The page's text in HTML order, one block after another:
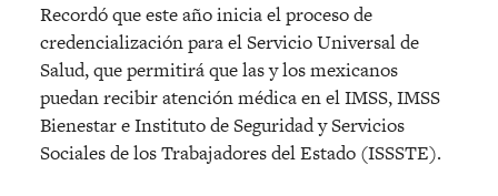
Recordó que este año inicia el proceso de
credencialización para el Servicio Universal de
Salud, que permitirá que las y los mexicanos
puedan recibir atención médica en el IMSS, IMSS
Bienestar e Instituto de Seguridad y Servicios
Sociales de los Trabajadores del Estado (ISSSTE).